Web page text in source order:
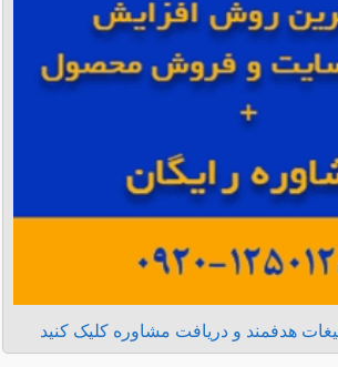
هدفمند و دریافت مشاوره کلیک کنید